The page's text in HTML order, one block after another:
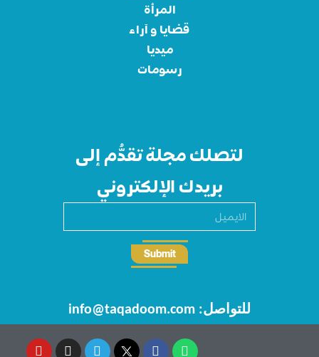
المرأة
قضايا و آراء
ميديا
رسومات
لتصلك مجلة تقدُّم إلى
بريدك الإلكتروني
Submit
للتواصل: info@taqadoom.com